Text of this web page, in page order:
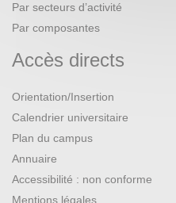
Par secteurs d’activité
Par composantes
Accès directs
Orientation/Insertion
Calendrier universitaire
Plan du campus
Annuaire
Accessibilité : non conforme
Mentions légales